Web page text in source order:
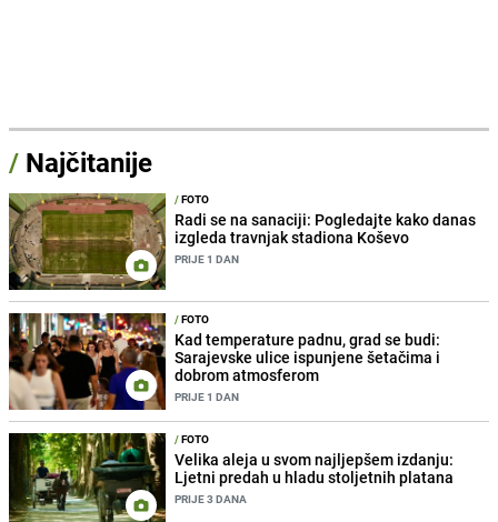
/ Najčitanije
/FOTO
Radi se na sanaciji: Pogledajte kako danas
izgleda travnjak stadiona Koševo
PRIJE 1 DAN
/FOTO
Kad temperature padnu, grad se budi:
Sarajevske ulice ispunjene šetačima i
dobrom atmosferom
PRIJE 1 DAN
/FOTO
Velika aleja u svom najljepšem izdanju:
Ljetni predah u hladu stoljetnih platana
PRIJE 3 DANA